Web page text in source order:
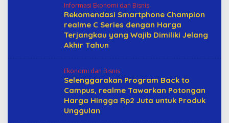
Informasi Ekonomi dan Bisnis
Rekomendasi Smartphone Champion
realme C Series dengan Harga
Terjangkau yang Wajib Dimiliki Jelang
Akhir Tahun
Ekonomi dan Bisnis
Selenggarakan Program Back to
Campus, realme Tawarkan Potongan
Harga Hingga Rp2 Juta untuk Produk
Unggulan